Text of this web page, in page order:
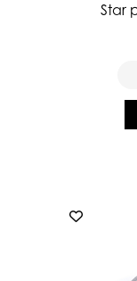
Star